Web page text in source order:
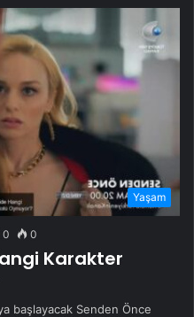
Yaşam
0 0
Karakter
başlayacak Senden Önce